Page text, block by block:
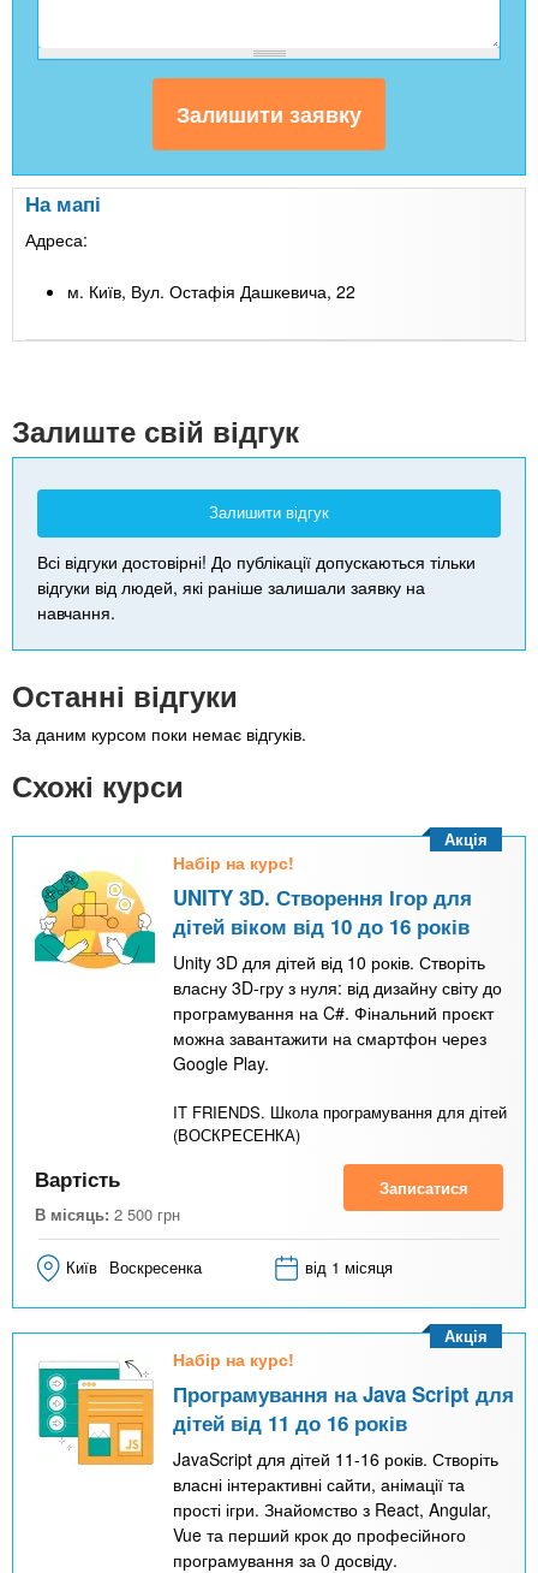
На мапі
Адреса:
м. Київ, Вул. Остафія Дашкевича, 22
Залиште свій відгук
Залишити відгук
Всі відгуки достовірні! До публікації допускаються тільки
відгуки від людей, які раніше залишали заявку на
навчання.
Останні відгуки
За даним курсом поки немає відгуків.
Схожі курси
Набір на курс!
UNITY 3D. Створення Ігор для
дітей віком від 10 до 16 років
Unity 3D для дітей від 10 років. Створіть
власну 3D-гру з нуля: від дизайну світу до
програмування на C#. Фінальний проєкт
можна завантажити на смартфон через
Google Play.
IT FRIENDS. Школа програмування для дітей
(ВОСКРЕСЕНКА)
Акція
Вартість
В місяць: 2 500 грн
Записатися
Київ Воскресенка від 1 місяця
Набір на курс!
Програмування на Java Script для
дітей від 11 до 16 років
JavaScript для дітей 11-16 років. Створіть
власні інтерактивні сайти, анімації та
прості ігри. Знайомство з React, Angular,
Vue та перший крок до професійного
програмування за 0 досвіду.
Акція